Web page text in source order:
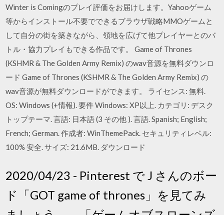
Winter is Comingのプレイ評価をお届けします。Yahooゲーム
等からインストール不要でできるブラウザ戦略MMOゲームと
して自分の街を築きながら、領地を広げて他プレイヤーとのバ
トル・協力プレイもできる作品です。 Game of Thrones
(KSHMR & The Golden Army Remix) のwav音源を無料ダウンロ
ード Game of Thrones (KSHMR & The Golden Army Remix) の
wav音源が無料ダウンロードができます。 ライセンス: 無料.
OS: Windows (+情報). 要件 Windows: XP以上. カテゴリ: デスク
トップテーマ. 言語: 日本語 (3 その他 ). 言語. Spanish; English;
French; German. 作成者: WinThemePack. セキュリティレベル:
100% 安全. サイズ: 21.6MB. ダウンロード
2020/04/23 - Pinterest で J さんのボー
ド「GOT game of thrones」を見てみ